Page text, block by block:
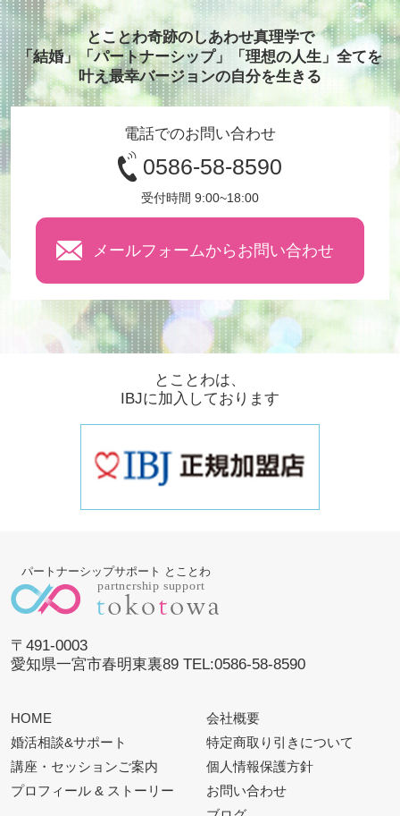
とことわ奇跡のしあわせ真理学で
「結婚」「パートナーシップ」「理想の人生」全てを
叶え最幸バージョンの自分を生きる
電話でのお問い合わせ
0586-58-8590
受付時間 9:00~18:00
メールフォームからお問い合わせ
とことわは、
IBJに加入しております
パートナーシップサポート とことわ
〒491-0003
愛知県一宮市春明東裏89 TEL:0586-58-8590
HOME
婚活相談&サポート
講座・セッションご案内
プロフィール & ストーリー
会社概要
特定商取り引きについて
個人情報保護方針
お問い合わせ